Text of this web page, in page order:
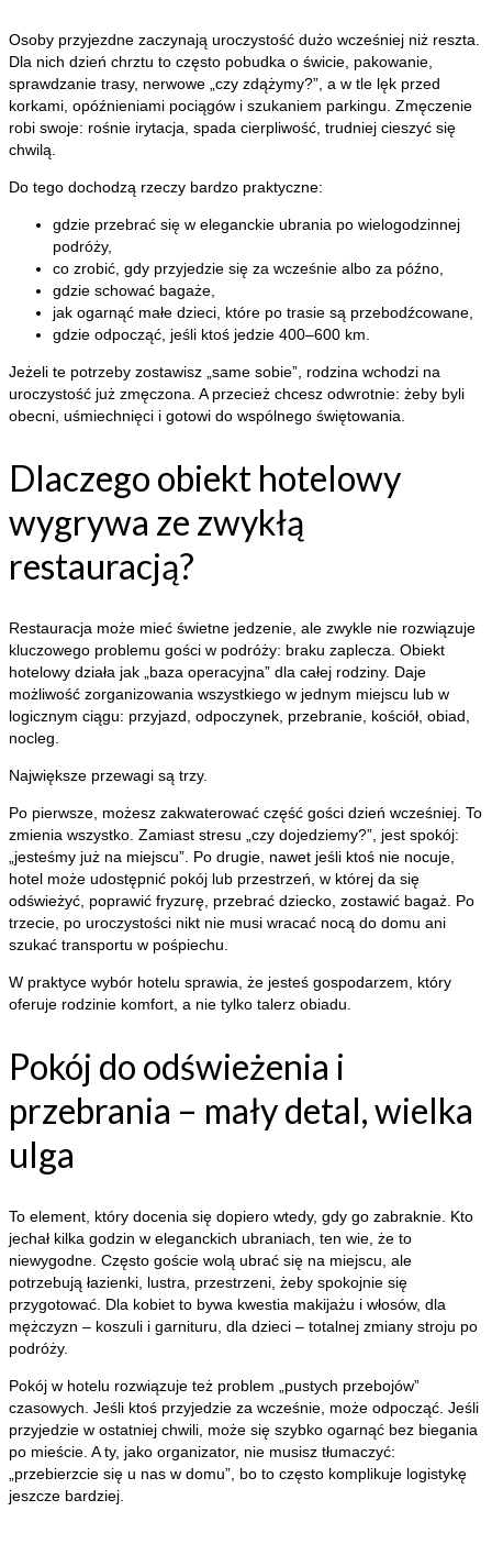
Osoby przyjezdne zaczynają uroczystość dużo wcześniej niż reszta.
Dla nich dzień chrztu to często pobudka o świcie, pakowanie,
sprawdzanie trasy, nerwowe „czy zdążymy?”, a w tle lęk przed
korkami, opóźnieniami pociągów i szukaniem parkingu. Zmęczenie
robi swoje: rośnie irytacja, spada cierpliwość, trudniej cieszyć się
chwilą.
Do tego dochodzą rzeczy bardzo praktyczne:
gdzie przebrać się w eleganckie ubrania po wielogodzinnej
podróży,
co zrobić, gdy przyjedzie się za wcześnie albo za późno,
gdzie schować bagaże,
jak ogarnąć małe dzieci, które po trasie są przebodźcowane,
gdzie odpocząć, jeśli ktoś jedzie 400–600 km.
Jeżeli te potrzeby zostawisz „same sobie”, rodzina wchodzi na
uroczystość już zmęczona. A przecież chcesz odwrotnie: żeby byli
obecni, uśmiechnięci i gotowi do wspólnego świętowania.
Dlaczego obiekt hotelowy
wygrywa ze zwykłą
restauracją?
Restauracja może mieć świetne jedzenie, ale zwykle nie rozwiązuje
kluczowego problemu gości w podróży: braku zaplecza. Obiekt
hotelowy działa jak „baza operacyjna” dla całej rodziny. Daje
możliwość zorganizowania wszystkiego w jednym miejscu lub w
logicznym ciągu: przyjazd, odpoczynek, przebranie, kościół, obiad,
nocleg.
Największe przewagi są trzy.
Po pierwsze, możesz zakwaterować część gości dzień wcześniej. To
zmienia wszystko. Zamiast stresu „czy dojedziemy?”, jest spokój:
„jesteśmy już na miejscu”. Po drugie, nawet jeśli ktoś nie nocuje,
hotel może udostępnić pokój lub przestrzeń, w której da się
odświeżyć, poprawić fryzurę, przebrać dziecko, zostawić bagaż. Po
trzecie, po uroczystości nikt nie musi wracać nocą do domu ani
szukać transportu w pośpiechu.
W praktyce wybór hotelu sprawia, że jesteś gospodarzem, który
oferuje rodzinie komfort, a nie tylko talerz obiadu.
Pokój do odświeżenia i
przebrania – mały detal, wielka
ulga
To element, który docenia się dopiero wtedy, gdy go zabraknie. Kto
jechał kilka godzin w eleganckich ubraniach, ten wie, że to
niewygodne. Często goście wolą ubrać się na miejscu, ale
potrzebują łazienki, lustra, przestrzeni, żeby spokojnie się
przygotować. Dla kobiet to bywa kwestia makijażu i włosów, dla
mężczyzn – koszuli i garnituru, dla dzieci – totalnej zmiany stroju po
podróży.
Pokój w hotelu rozwiązuje też problem „pustych przebojów”
czasowych. Jeśli ktoś przyjedzie za wcześnie, może odpocząć. Jeśli
przyjedzie w ostatniej chwili, może się szybko ogarnąć bez biegania
po mieście. A ty, jako organizator, nie musisz tłumaczyć:
„przebierzcie się u nas w domu”, bo to często komplikuje logistykę
jeszcze bardziej.